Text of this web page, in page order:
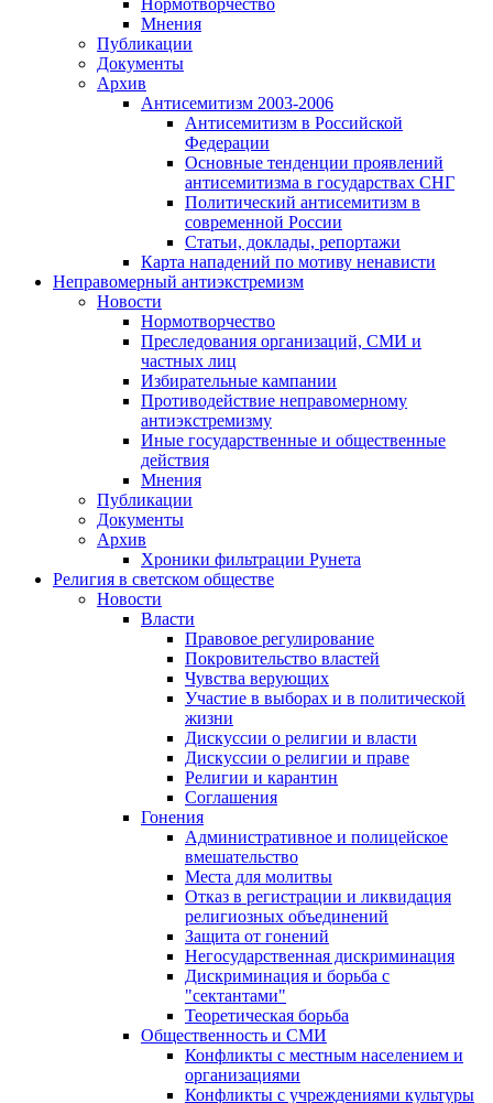
Нормотворчество
Мнения
Публикации
Документы
Архив
Антисемитизм 2003-2006
Антисемитизм в Российской
Федерации
Основные тенденции проявлений
антисемитизма в государствах СНГ
Политический антисемитизм в
современной России
Статьи, доклады, репортажи
Карта нападений по мотиву ненависти
Неправомерный антиэкстремизм
Новости
Нормотворчество
Преследования организаций, СМИ и
частных лиц
Избирательные кампании
Противодействие неправомерному
антиэкстремизму
Иные государственные и общественные
действия
Мнения
Публикации
Документы
Архив
Хроники фильтрации Рунета
Религия в светском обществе
Новости
Власти
Правовое регулирование
Покровительство властей
Чувства верующих
Участие в выборах и в политической
жизни
Дискуссии о религии и власти
Дискуссии о религии и праве
Религии и карантин
Соглашения
Гонения
Административное и полицейское
вмешательство
Места для молитвы
Отказ в регистрации и ликвидация
религиозных объединений
Защита от гонений
Негосударственная дискриминация
Дискриминация и борьба с
"сектантами"
Теоретическая борьба
Общественность и СМИ
Конфликты с местным населением и
организациями
Конфликты с учреждениями культуры